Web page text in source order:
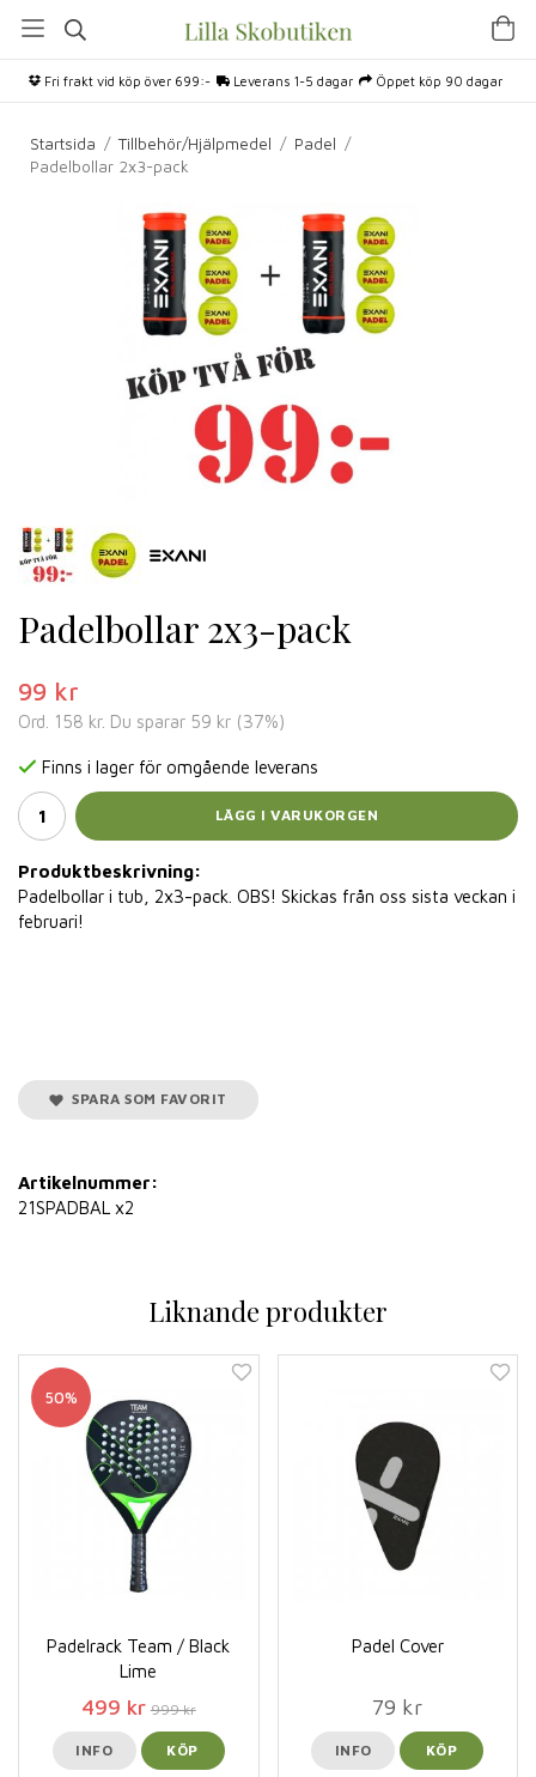
Fri frakt vid köp över 699:- Leverans 1-5 dagar Öppet köp 90 dagar
Startsida / Tillbehör/Hjälpmedel / Padel /
Padelbollar 2x3-pack
Padelbollar 2x3-pack
99 kr
Ord. 158 kr. Du sparar 59 kr (37%)
Finns i lager för omgående leverans
LÄGG I VARUKORGEN
Produktbeskrivning:
Padelbollar i tub, 2x3-pack. OBS! Skickas från oss sista veckan i
februari!
SPARA SOM FAVORIT
Artikelnummer:
21SPADBAL x2
Liknande produkter
50%
Padelrack Team / Black
Lime
499 kr 999 kr
INFO KÖP
Padel Cover
79 kr
INFO KÖP